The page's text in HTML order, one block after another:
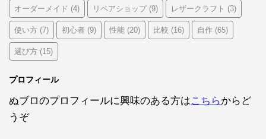
オーダーメイド (4) リペアショップ(9) レザークラフト (3)
使い方 (7) 初心者 (9) 性能 (20) 比較 (16) 自作 (65)
選び方 (15)
プロフィール
ぬブロのプロフィールに興味のある方はこちらからど
うぞ